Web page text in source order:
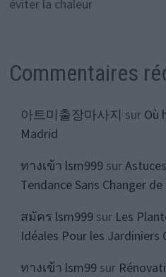
éviter la chaleur
Commentaires
아트미출장마사지 sur Où
Madrid
ทางเข้า lsm999sur
Tendance Sans Changer de
สมัคร lsm999sur Les
Idéales Pour les Jardiniers
ทางเข้า lsm99sur